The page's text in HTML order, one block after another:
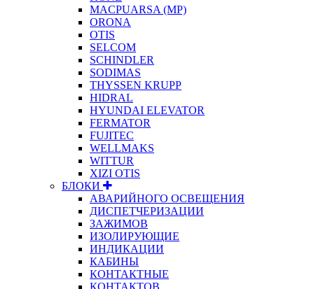
MACPUARSA (MP)
ORONA
OTIS
SELCOM
SCHINDLER
SODIMAS
THYSSEN KRUPP
HIDRAL
HYUNDAI ELEVATOR
FERMATOR
FUJITEC
WELLMAKS
WITTUR
XIZI OTIS
БЛОКИ
АВАРИЙНОГО ОСВЕЩЕНИЯ
ДИСПЕТЧЕРИЗАЦИИ
ЗАЖИМОВ
ИЗОЛИРУЮЩИЕ
ИНДИКАЦИИ
КАБИНЫ
КОНТАКТНЫЕ
КОНТАКТОВ